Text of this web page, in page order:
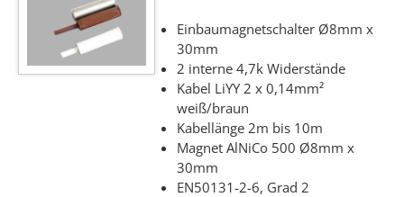
Einbaumagnetschalter Ø8mm x
30mm
2 interne 4,7k Widerstände
Kabel LiYY 2 x 0,14mm²
weiß/braun
Kabellänge 2m bis 10m
Magnet AlNiCo 500 Ø8mm x
30mm
EN50131-2-6, Grad 2